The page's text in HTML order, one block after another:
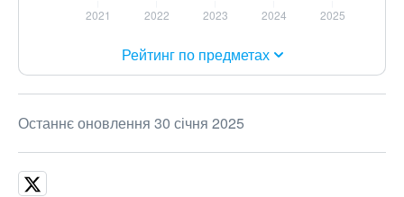
Рейтинг по предметах
Останнє оновлення 30 січня 2025